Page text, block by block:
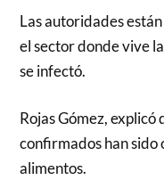
Las autoridades
el sector donde vive
se infectó.
Rojas Gómez, explicó
confirmados han sido
alimentos.